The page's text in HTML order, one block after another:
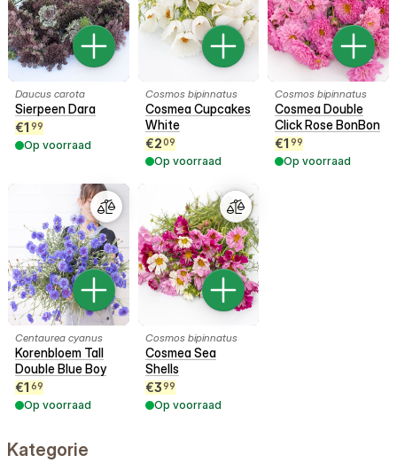
Daucus carota
Sierpeen Dara
€1 99
Op voorraad
Cosmos bipinnatus
Cosmea Cupcakes
White
€209
Op voorraad
Cosmos bipinnatus
Cosmea Double
Click Rose BonBon
€1 99
Op voorraad
Centaurea cyanus
Korenbloem Tall
Double Blue Boy
€1 69
Op voorraad
Cosmos bipinnatus
Cosmea Sea
Shells
€399
Op voorraad
Kategorie